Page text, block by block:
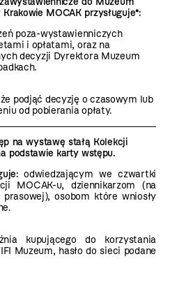
MOCAK przysługuje*:
poza-wystawienniczych
i opłatami, oraz na
decyzji Dyrektora Muzeum
podjąć decyzję o czasowym lub
od pobierania opłaty.
na wystawę stałą Kolekcji
podstawie karty wstępu.
odwiedzającym we czwartki
MOCAK-u, dziennikarzom (na
osobom które wniosły
kupującego do korzystania
Muzeum, hasło do sieci podane